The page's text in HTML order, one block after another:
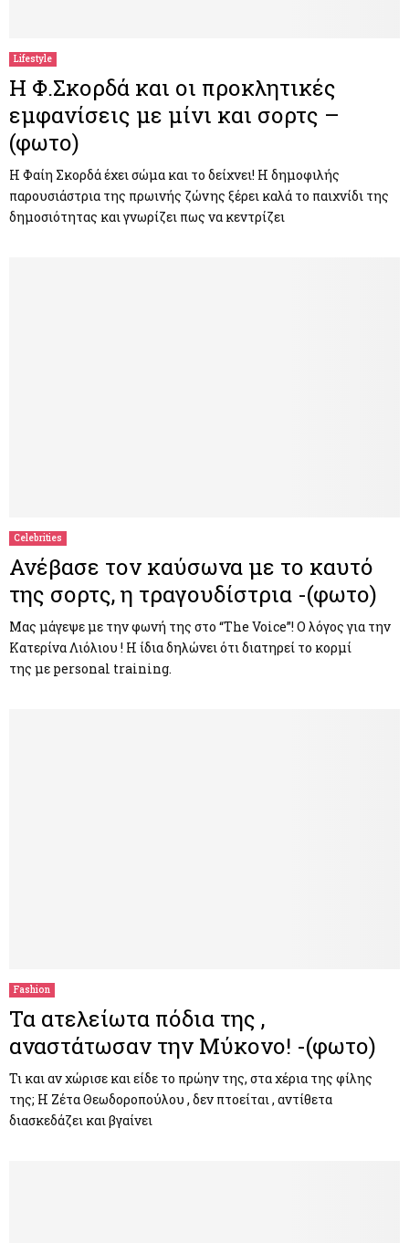
Lifestyle
Η Φ.Σκορδά και οι προκλητικές
εμφανίσεις με μίνι και σορτς –
(φωτο)
Η Φαίη Σκορδά έχει σώμα και το δείχνει! Η δημοφιλής
παρουσιάστρια της πρωινής ζώνης ξέρει καλά το παιχνίδι της
δημοσιότητας και γνωρίζει πως να κεντρίζει
Celebrities
Ανέβασε τον καύσωνα με το καυτό
της σορτς, η τραγουδίστρια -(φωτο)
Μας μάγεψε με την φωνή της στο “The Voice”! Ο λόγος για την
Κατερίνα Λιόλιου ! Η ίδια δηλώνει ότι διατηρεί το κορμί
της με personal training.
Fashion
Τα ατελείωτα πόδια της ,
αναστάτωσαν την Μύκονο! -(φωτο)
Τι και αν χώρισε και είδε το πρώην της, στα χέρια της φίλης
της; Η Ζέτα Θεωδοροπούλου , δεν πτοείται , αντίθετα
διασκεδάζει και βγαίνει